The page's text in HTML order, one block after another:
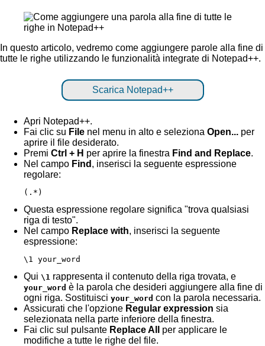
In questo articolo, vedremo come aggiungere parole alla fine di
tutte le righe utilizzando le funzionalità integrate di Notepad++.
Scarica Notepad++
Apri Notepad++.
Fai clic su File nel menu in alto e seleziona Open... per
aprire il file desiderato.
Premi Ctrl + H per aprire la finestra Find and Replace.
Nel campo Find , inserisci la seguente espressione
regolare:
(.*)
Questa espressione regolare significa "trova qualsiasi
riga di testo".
Nel campo Replace with, inserisci la seguente
espressione:
\1 your_word
Qui \1 rappresenta il contenuto della riga trovata, e
your_word è la parola che desideri aggiungere alla fine di
ogni riga. Sostituisci your_word con la parola necessaria.
Assicurati che l'opzione Regular expression sia
selezionata nella parte inferiore della finestra.
Fai clic sul pulsante Replace All
per applicare le
modifiche a tutte le righe del file.